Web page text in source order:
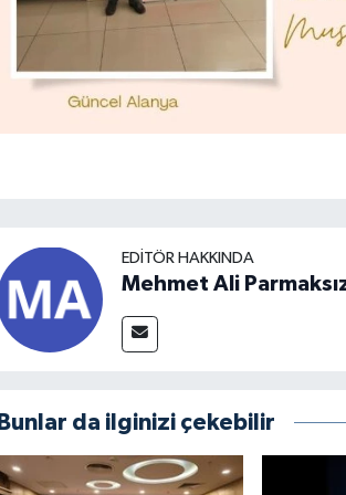
EDITÖR HAKKINDA
Mehmet Ali
Bunlar da ilginizi çekebilir